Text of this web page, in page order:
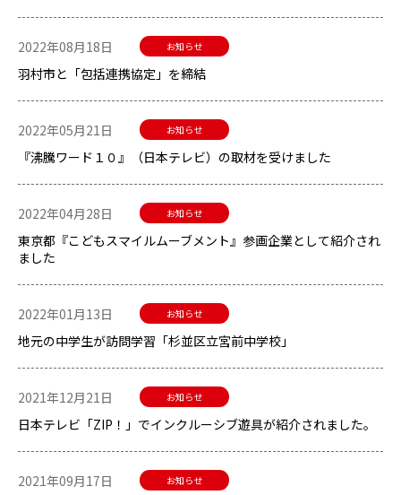
2022年08月18日 お知らせ
羽村市と「包括連携協定」を締結
2022年05月21日 お知らせ
『沸騰ワード１０』（日本テレビ）の取材を受けました
2022年04月28日 お知らせ
東京都『こどもスマイルムーブメント』参画企業として紹介され
ました
2022年01月13日 お知らせ
地元の中学生が訪問学習――「杉並区立宮前中学校」
2021年12月21日 お知らせ
日本テレビ「ZIP！」でインクルーシブ遊具が紹介されました。
2021年09月17日 お知らせ